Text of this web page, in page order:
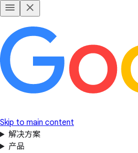
Skip to main content
解决方案
产品